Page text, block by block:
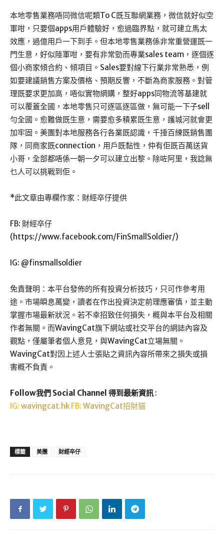
本地零售業務唔同微信呢類To C既互聯網業務，微信就好似空
軍咁，只要個apps用戶體驗好，愈過臨界點，就可建立馬太
效應，過億用戶一下到手。但本地零售業務係非常重營運既一
門生意，好似陸軍咁，要有非常勁而專業sales team，逐個逐
個小商家傾合約、傾項目。Sales要對線下行業非常熟悉，例
如要建議銷售方案及價格、預期反響，不斷為商家服務。對管
理既要求更加高，唔似實物網購，整好apps同物流等基建就
可以覆蓋全國，本地零售只可逐區逐區做，無可能一下子sell
勻全國。愈難做既生意，需要愈多積累既生意，護城河就會更
加牢固。美團對本地服務各行各業既認識，千捶百練既銷售團
隊，同商家既connection，用戶既黏性，仲有佢既百萬送貨
小哥，全部都唔係一朝一夕可以建立出黎。除咗阿里，我諗無
乜人可以挑戰到佢。
*此文章由專欄作家：財經卒仔提供
FB: 財經卒仔
(https://www.facebook.com/FinSmallSoldier/)
IG: @finsmallsoldier
免責聲明：本平台發佈的所有投資分析技巧，只可作參考用
途。市場瞬息萬變，讀者在作出投資決定前理應審慎，並主動
掌握市場最新狀況。若不幸招致任何損失，概與本平台及相關
作者無關。而WavingCat旗下網站或社交平台的網誌內容及
觀點，僅屬筆者個人意見，與WavingCat立場無關。
WavingCat對因上述人士張貼之資訊內容所帶來之損失或損
害概不負責。
Follow我們 Social Channel 得到最新資訊 :
IG: wavingcat.hk FB: WavingCat招財貓
標籤 美團 財經卒仔